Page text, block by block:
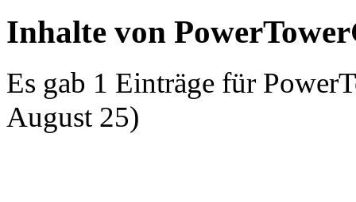
Inhalte von
Es gab 1 Einträge für
August 25)